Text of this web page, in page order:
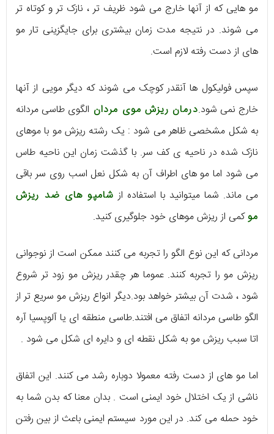
مو هایی که از آنها خارج می شود ظریف تر ، نازک تر و کوتاه تر
می شوند. در نتیجه مدت زمان بیشتری برای جایگزینی تار مو
های از دست رفته لازم است.
سپس فولیکول ها آنقدر کوچک می شوند که دیگر مویی از آنها
خارج نمی شود.درمان ریزش موی مردان الگوی طاسی مردانه
به شکل مشخصی ظاهر می شود : یک رشته ریزش مو با موهای
نازک شده در ناحیه ی کف سر. با گذشت زمان این ناحیه طاس
می شود اما مو های اطراف آن به شکل نعل اسب روی سر باقی
می ماند. شما میتوانید با استفاده از شامپو های ضد ریزش
موکمی از ریزش موهای خود جلوگیری کنید.
مردانی که این نوع الگو را تجربه می کنند ممکن است از نوجوانی
ریزش مو را تجربه کنند. عموما هر چقدر ریزش مو زود تر شروع
شود ، شدت آن بیشتر خواهد بود.دیگر انواع ریزش مو سریع تر از
الگو طاسی مردانه اتفاق می افتند.طاسی منطقه ای یا آلوپسیا آره
اتا سبب ریزش مو به شکل نقطه ای و دایره ای شکل می شود .
اما مو های از دست رفته معمولا دوباره رشد می کنند. این اتفاق
ناشی از یک اختلال خود ایمنی است . بدان معنا که بدن شما به
خود حمله می کند. در این مورد سیستم ایمنی باعث از بین رفتن